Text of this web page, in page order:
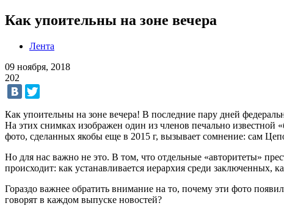
Как упоительны на зоне вечера
Лента
09 ноября, 2018
202
Как упоительны на зоне вечера! В последние пару дней
На этих снимках изображен один из членов печально
фото, сделанных якобы еще в 2015 г, вызывает сомнение: сам
Но для нас важно не это. В том, что отдельные «авторитеты»
происходит: как устанавливается иерархия среди заключенных,
Гораздо важнее обратить внимание на то, почему эти фото
говорят в каждом выпуске новостей?